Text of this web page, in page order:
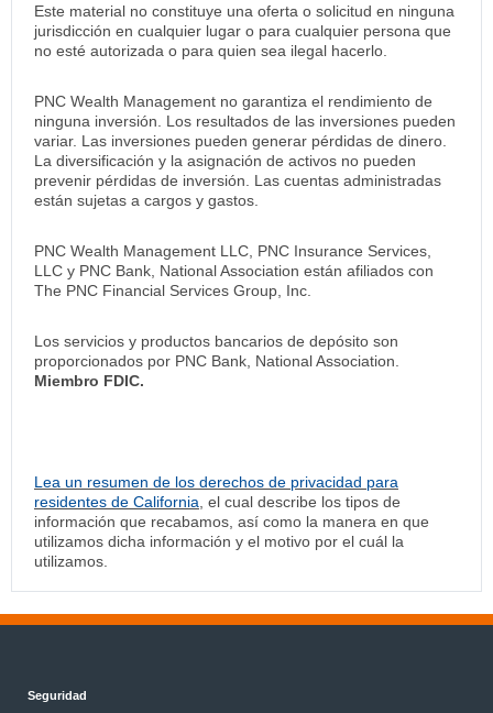
Este material no constituye una oferta o solicitud en ninguna
jurisdicción en cualquier lugar o para cualquier persona que
no esté autorizada o para quien sea ilegal hacerlo.
PNC Wealth Management no garantiza el rendimiento de
ninguna inversión. Los resultados de las inversiones pueden
variar. Las inversiones pueden generar pérdidas de dinero.
La diversificación y la asignación de activos no pueden
prevenir pérdidas de inversión. Las cuentas administradas
están sujetas a cargos y gastos.
PNC Wealth Management LLC, PNC Insurance Services,
LLC y PNC Bank, National Association están afiliados con
The PNC Financial Services Group, Inc.
Los servicios y productos bancarios de depósito son
proporcionados por PNC Bank, National Association.
Miembro FDIC.
Lea un resumen de los derechos de privacidad para
residentes de California , el cual describe los tipos de
información que recabamos, así como la manera en que
utilizamos dicha información y el motivo por el cuál la
utilizamos.
Seguridad